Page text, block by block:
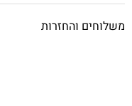
משלוחים והחזרות